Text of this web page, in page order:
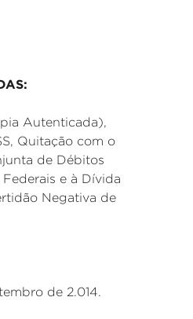
Autenticada),
Quitação com o
de Débitos
e à Dívida
Negativa de
de 2.014.